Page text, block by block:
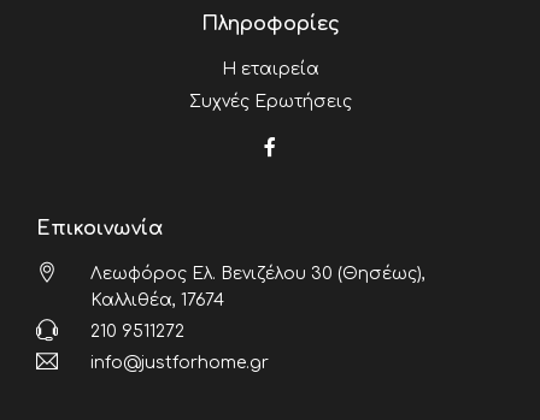
Πληροφορίες
Η εταιρεία
Συχνές Ερωτήσεις
Επικοινωνία
Λεωφόρος Ελ. Βενιζέλου 30 (Θησέως),
Καλλιθέα, 17674
210 9511272
info@justforhome.gr